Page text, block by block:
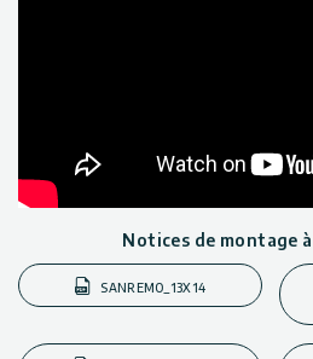
Notices de montage
SANREMO_13X14